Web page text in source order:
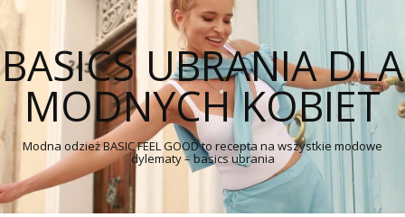
BASICS UBRANIA DLA
MODNYCH KOBIET
Modna odzież BASIC FEEL GOOD to recepta na wszystkie modowe
dylematy – basics ubrania